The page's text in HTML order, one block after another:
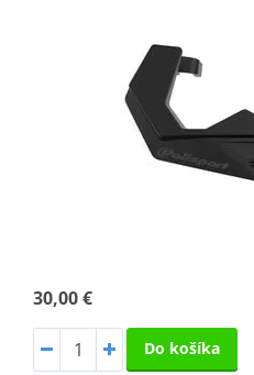
30,00 €
Do košíka